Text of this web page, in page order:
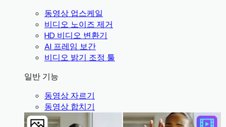
동영상 업스케일
비디오 노이즈 제거
HD 비디오 변환기
AI 프레임 보간
비디오 밝기 조정 툴
일반 기능
동영상 자르기
동영상 합치기